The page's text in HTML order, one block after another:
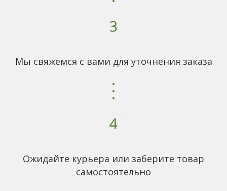
Мы свяжемся с вами для уточнения заказа
Ожидайте курьера или заберите товар
самостоятельно